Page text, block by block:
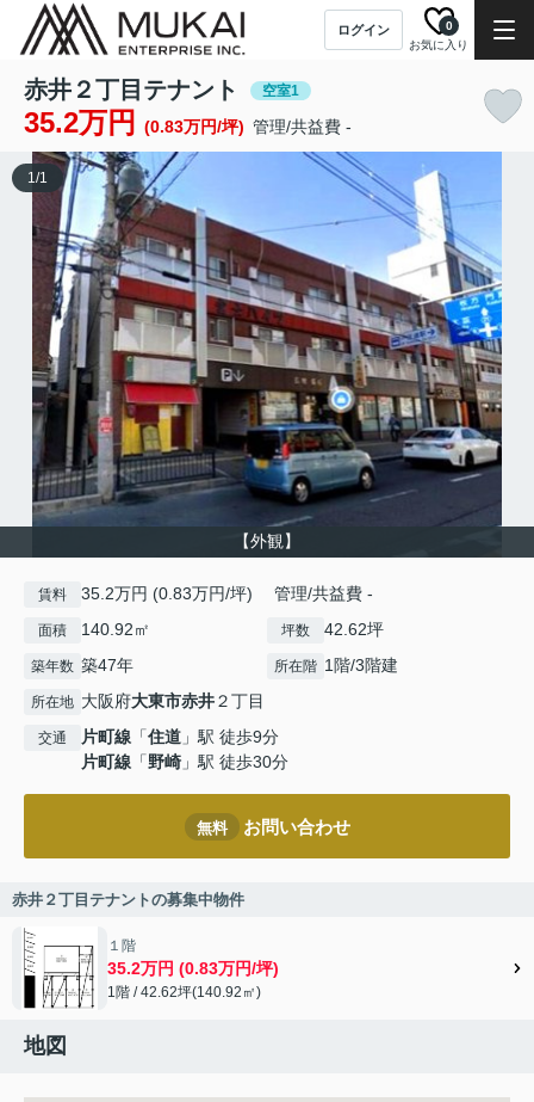
ログイン
お気に入り
0
赤井２丁目テナント 空室1
35.2万円 (0.83万円/坪) 管理/共益費 -
【外観】
1/1
賃料 35.2万円 (0.83万円/坪) 管理/共益費 -
面積 140.92㎡ 坪数 42.62坪
築年数 築47年 所在階 1階/3階建
所在地 大阪府大東市赤井２丁目
交通 片町線 「住道 」駅 徒歩9分
片町線 「野崎 」駅 徒歩30分
無料 お問い合わせ
赤井２丁目テナントの募集中物件
１階
35.2万円 (0.83万円/坪)
1階 / 42.62坪(140.92㎡)
地図